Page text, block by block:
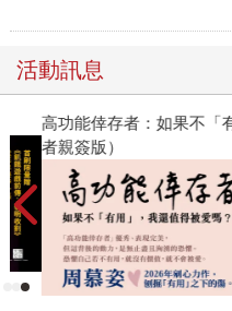
活動訊息
高功能倖存者：如果不「有
者親簽版）